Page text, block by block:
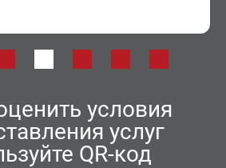
условия
услуг
QR-код